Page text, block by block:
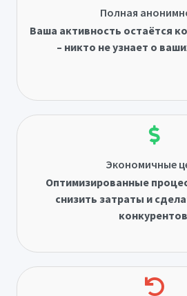
Полная
Ваша активность остаётся
– никто не узнает о
Экономичные
Оптимизированные
снизить затраты и